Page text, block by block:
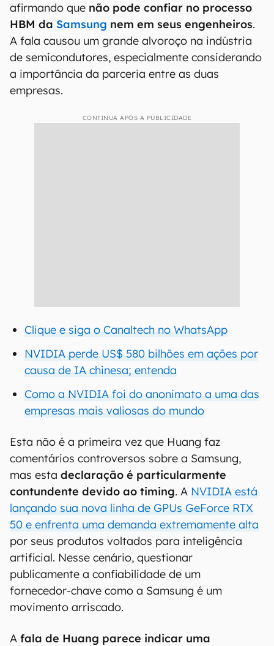
afirmando que não pode confiar no processo
HBM da Samsung nem em seus engenheiros.
A fala causou um grande alvoroço na indústria
de semicondutores, especialmente considerando
a importância da parceria entre as duas
empresas.
CONTINUA APÓS A PUBLICIDADE
Clique e siga o Canaltech no WhatsApp
NVIDIA perde US$ 580 bilhões em ações por
causa de IA chinesa; entenda
Como a NVIDIA foi do anonimato a uma das
empresas mais valiosas do mundo
Esta não é a primeira vez que Huang faz
comentários controversos sobre a Samsung,
mas esta declaração é particularmente
contundente devido ao timing. A NVIDIA está
lançando sua nova linha de GPUs GeForce RTX
50 e enfrenta uma demanda extremamente alta
por seus produtos voltados para inteligência
artificial. Nesse cenário, questionar
publicamente a confiabilidade de um
fornecedor-chave como a Samsung é um
movimento arriscado.
A fala de Huang parece indicar uma